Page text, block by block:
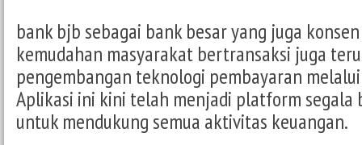
bank bjb sebagai bank besar yang juga
kemudahan masyarakat bertransaksi juga
pengembangan teknologi pembayaran
Aplikasi ini kini telah menjadi platform segala
untuk mendukung semua aktivitas keuangan.